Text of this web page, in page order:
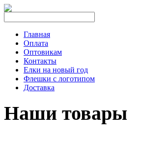
Главная
Оплата
Оптовикам
Контакты
Елки на новый год
Флешки с логотипом
Доставка
Наши товары